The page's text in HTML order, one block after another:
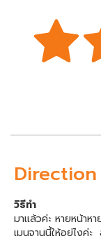
Direction
วิธีทำ
มาเเล้วค่ะ หายหน้าห
เมนูจานนี้ให้อยู่ไงค่